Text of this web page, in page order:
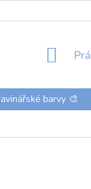
barvy 🎨